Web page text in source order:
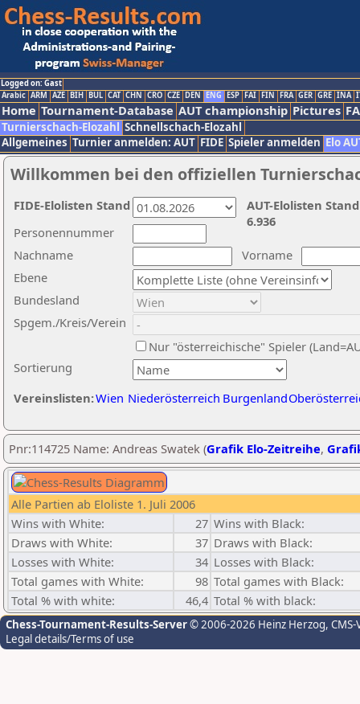
Logged on: Gast
Arabic ARM AZE BIH BUL CAT CHN CRO CZE DEN ENG ESP FAI FIN FRA GER GRE INA
Home Tournament-Database AUT championship Pictures
Turnierschach-Elozahl Schnellschach-Elozahl
Allgemeines Turnier anmelden: AUT FIDE Spieler anmelden Elo
Willkommen bei den offiziellen
Nachname
Vorname
Ebene
Sortierung
Personennummer
Bundesland
Spgem./Kreis/Verein
Nur "österreichische" Spieler
Vereinslisten:Wien Niederösterreich Burgenland
AUT-Elolisten
6.936
FIDE-Elolisten Stand
Pnr:114725 Name: Andreas Swatek (Grafik Elo-Zeitreihe,
Alle Partien ab Eloliste 1. Juli 2006
Wins with White:
27 Wins with Black:
Draws with White:
37 Draws with Black:
Losses with White:
34 Losses with Black:
Total games with White:
98 Total games with Black:
Total % with white:
46,4 Total % with black:
Chess-Tournament-Results-Server© 2006-2026 Heinz Herzog,
Legal details/Terms of use